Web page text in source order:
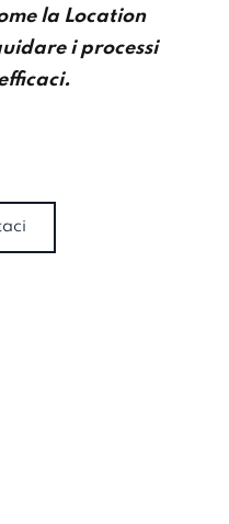
la Location
i processi